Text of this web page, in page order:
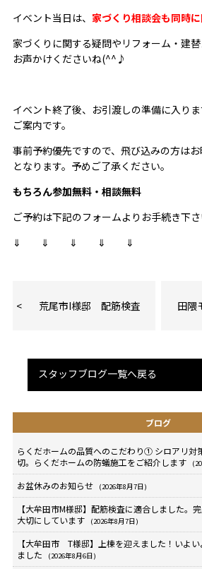
イベント当日は、 家づくり相談会も同時
家づくりに関する疑問やリフォーム・建
お声かけくださいね(^^♪
イベント終了後、お引渡しの準備に入り
ご案内です。
事前予約優先ですので、飛び込みの方は
となります。予めご了承ください。
もちろん参加無料・相談無料
ご予約は下記のフォームよりお手続き下
⇓ ⇓ ⇓ ⇓ ⇓
荒尾市I様邸 配筋検査 田隈
スタッフブログ一覧へ戻る
ブログ
らくだホームの品質へのこだわり① シロアリ対
切。らくだホームの防蟻施工をご紹介します
お盆休みのお知らせ (2026年8月7日)
【大牟田市M様邸】配筋検査に適合しました。
大切にしています
(2026年8月7日)
【大牟田市 T様邸】上棟を迎えました！いよ
ました
(2026年8月6日)